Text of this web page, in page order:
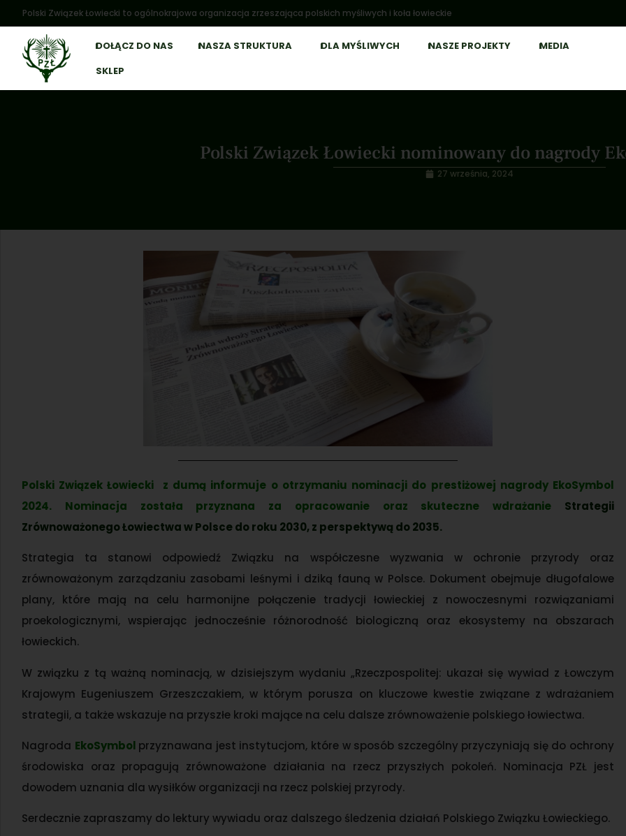
Polski Związek Łowiecki to ogólnokrajowa organizacja zrzeszająca polskich myśliwych i koła łowieckie
DOŁĄCZ DO NAS NASZA STRUKTURA DLA MYŚLIWYCH NASZE PROJEKTY
MEDIA
SKLEP
Polski Związek Łowiecki nominowany do nagrody
27 września, 2024
Polski Związek Łowiecki z dumą informuje o otrzymaniu nominacji do prestiżowej nagrody EkoSymbol
2024. Nominacja została przyznana za opracowanie oraz skuteczne wdrażanie Strategii
Zrównoważonego Łowiectwa w Polsce do roku 2030, z perspektywą do 2035.
Strategia ta stanowi odpowiedź Związku na współczesne wyzwania w ochronie przyrody oraz
zrównoważonym zarządzaniu zasobami leśnymi i dziką fauną w Polsce. Dokument obejmuje długofalowe
plany, które mają na celu harmonijne połączenie tradycji łowieckiej z nowoczesnymi rozwiązaniami
proekologicznymi, wspierając jednocześnie różnorodność biologiczną oraz ekosystemy na obszarach
łowieckich.
W związku z tą ważną nominacją, w dzisiejszym wydaniu „Rzeczpospolitej: ukazał się wywiad z Łowczym
Krajowym Eugeniuszem Grzeszczakiem, w którym porusza on kluczowe kwestie związane z wdrażaniem
strategii, a także wskazuje na przyszłe kroki mające na celu dalsze zrównoważenie polskiego łowiectwa.
Nagroda EkoSymbol przyznawana jest instytucjom, które w sposób szczególny przyczyniają się do ochrony
środowiska oraz propagują zrównoważone działania na rzecz przyszłych pokoleń. Nominacja PZŁ jest
dowodem uznania dla wysiłków organizacji na rzecz polskiej przyrody.
Serdecznie zapraszamy do lektury wywiadu oraz dalszego śledzenia działań Polskiego Związku Łowieckiego.